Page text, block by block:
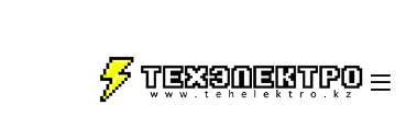
Open